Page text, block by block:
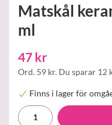
Matskål
ml
47 kr
Ord. 59 kr. Du sparar 12
Finns i lager för